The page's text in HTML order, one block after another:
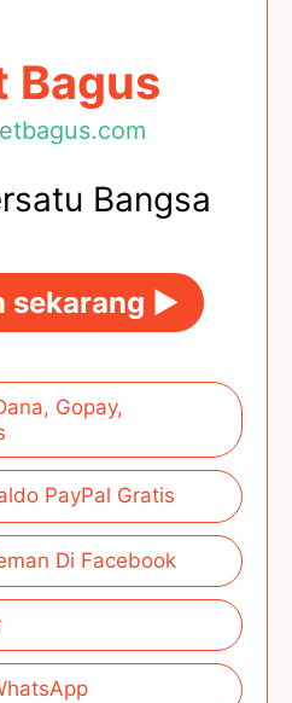
Bagus
Bangsa
sekarang ►
Gopay,
PayPal Gratis
Di Facebook